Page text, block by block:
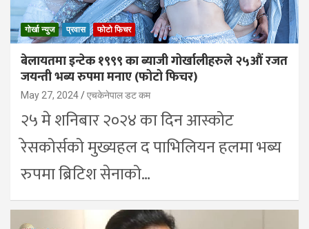
गोर्खा न्युज प्रवास फोटो फिचर
बेलायतमा इन्टेक १९९९ का ब्याजी गोर्खालीहरुले २५औं रजत
जयन्ती भब्य रुपमा मनाए (फोटो फिचर)
May 27, 2024 एचकेनेपाल डट कम
२५ मे शनिबार २०२४ का दिन आस्कोट
रेसकोर्सको मुख्यहल द पाभिलियन हलमा भब्य
रुपमा ब्रिटिश सेनाको…